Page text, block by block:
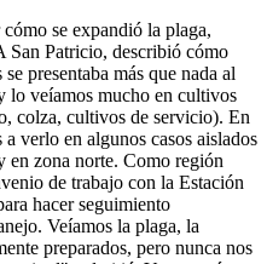
se expandió la plaga,
San Patricio, describió cómo
presentaba más que nada al
veíamos mucho en cultivos
colza, cultivos de servicio). En
verlo en algunos casos aislados
en zona norte. Como región
de trabajo con la Estación
hacer seguimiento
Veíamos la plaga, la
preparados, pero nunca nos